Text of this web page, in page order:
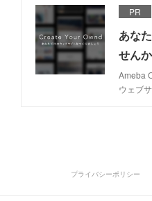
PR
あな
せんか
Ameba
ウェブ
プライバシーポリシー